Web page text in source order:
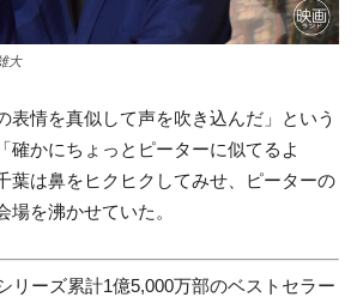
大
表情を真似して声を吹き込んだ」という
確かにちょっとピーターに似てるよ
葉は鼻をヒクヒクしてみせ、ピーターの
場を沸かせていた。
リーズ累計1億5,000万部のベストセラー